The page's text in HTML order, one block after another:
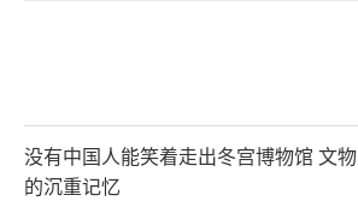
没有中国人能笑着走出冬宫博物馆 文物
的沉重记忆